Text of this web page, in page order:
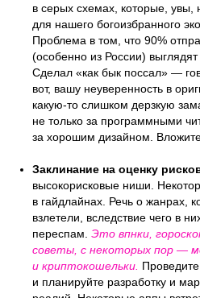
в серых схемах, которые, увы,
для нашего богоизбранного
Проблема в том, что 90%
(особенно из России)
Сделал «как бык поссал» —
вот, вашу неуверенность в
какую-то слишком дерзкую
не только за программными
за хорошим дизайном.
Заклинание на оценку
высокорисковые ниши.
в гайдлайнах. Речь о жанрах,
взлетели, вследствие чего в
переспам. Это впнки,
советы, с некоторых пор —
и криптокошельки.
и планируйте разработку и